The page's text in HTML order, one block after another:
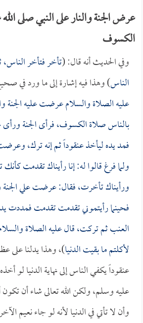
عرض الجنة والنار على النبي صلى
الكسوف
وفي الحديث أنه قال: (تأخر فتأخر
الناس) وهذا فيه إشارة إلى ما ورد في
عليه الصلاة والسلام عرضت عليه الجنة
بالناس صلاة الكسوف، فرأى الجنة ورأى
فمد يده ليأخذ عنقوداً ثم إنه ترك،
ولما فرغ قالوا له: إنا رأيناك تقدمت كأنك
ورأيناك تأخرت، فقال: عرضت علي
فحينما رأيتموني تقدمت تقدمت فمددت
العنب ثم تركت، قال عليه الصلاة
لأكلتم ما بقيت الدنيا)، وهذا يدلنا على
عنقوداً يكفي الناس إلى نهاية الدنيا لو
عليه وسلم، ولكن الله تعالى شاء أن تكون
وأن لا تأتي في الدنيا لأنه لو جاء نعيم